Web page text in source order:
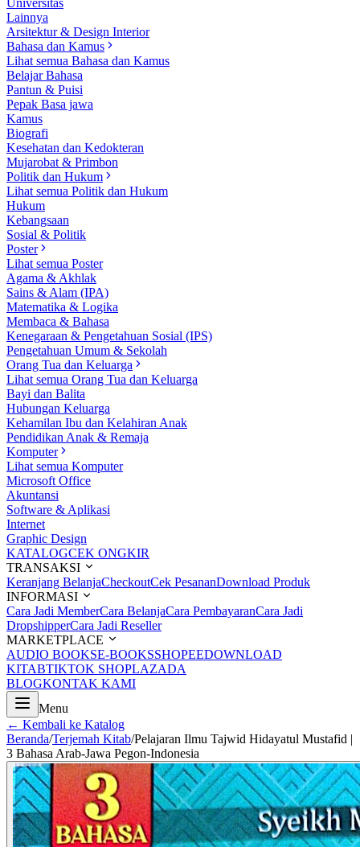
Universitas
Lainnya
Arsitektur & Design Interior
Bahasa dan Kamus
Lihat semua Bahasa dan Kamus
Belajar Bahasa
Pantun & Puisi
Pepak Basa jawa
Kamus
Biografi
Kesehatan dan Kedokteran
Mujarobat & Primbon
Politik dan Hukum
Lihat semua Politik dan Hukum
Hukum
Kebangsaan
Sosial & Politik
Poster
Lihat semua Poster
Agama & Akhlak
Sains & Alam (IPA)
Matematika & Logika
Membaca & Bahasa
Kenegaraan & Pengetahuan Sosial (IPS)
Pengetahuan Umum & Sekolah
Orang Tua dan Keluarga
Lihat semua Orang Tua dan Keluarga
Bayi dan Balita
Hubungan Keluarga
Kehamilan Ibu dan Kelahiran Anak
Pendidikan Anak & Remaja
Komputer
Lihat semua Komputer
Microsoft Office
Akuntansi
Software & Aplikasi
Internet
Graphic Design
KATALOGCEK ONGKIR
TRANSAKSI
Keranjang BelanjaCheckoutCek PesananDownload Produk
INFORMASI
Cara Jadi MemberCara BelanjaCara PembayaranCara Jadi
DropshipperCara Jadi Reseller
MARKETPLACE
AUDIO BOOKSE-BOOKSSHOPEEDOWNLOAD
KITABTIKTOK SHOPLAZADA
BLOGKONTAK KAMI
Menu
← Kembali ke Katalog
Beranda/Terjemah Kitab/Pelajaran Ilmu Tajwid Hidayatul Mustafid |
3 Bahasa Arab-Jawa Pegon-Indonesia